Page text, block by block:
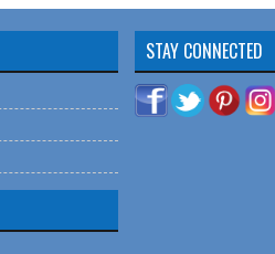
STAY CONNECTED